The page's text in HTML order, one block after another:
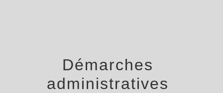
Démarches
administratives